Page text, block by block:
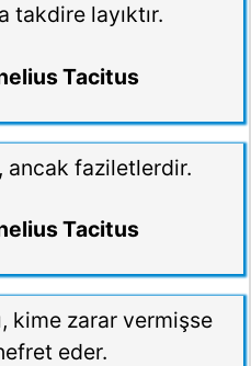
takdire layıktır.
Tacitus
ancak faziletlerdir.
Tacitus
kime zarar vermişse
eder.